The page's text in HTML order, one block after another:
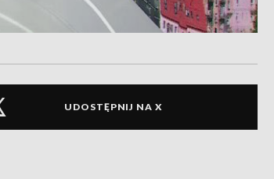
UDOSTĘPNIJ NA X